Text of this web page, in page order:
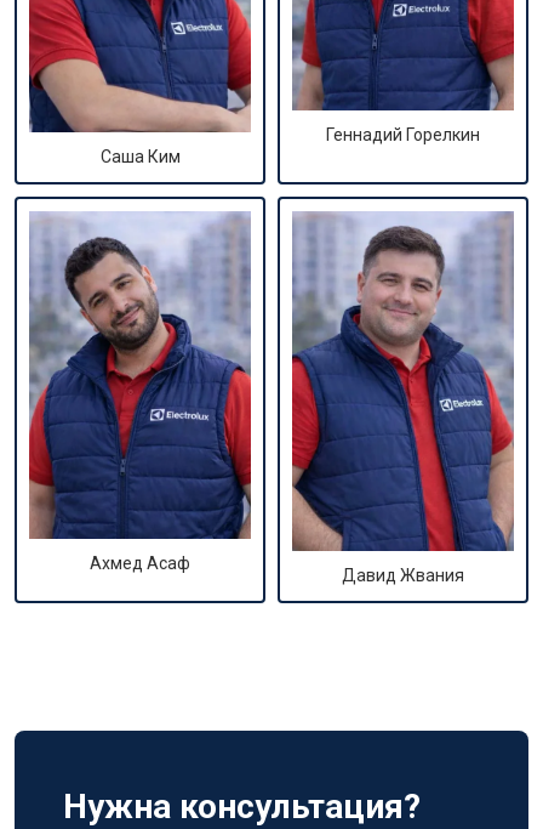
Саша Ким
Геннадий Горелкин
Ахмед Асаф
Давид Жвания
Нужна консультация?